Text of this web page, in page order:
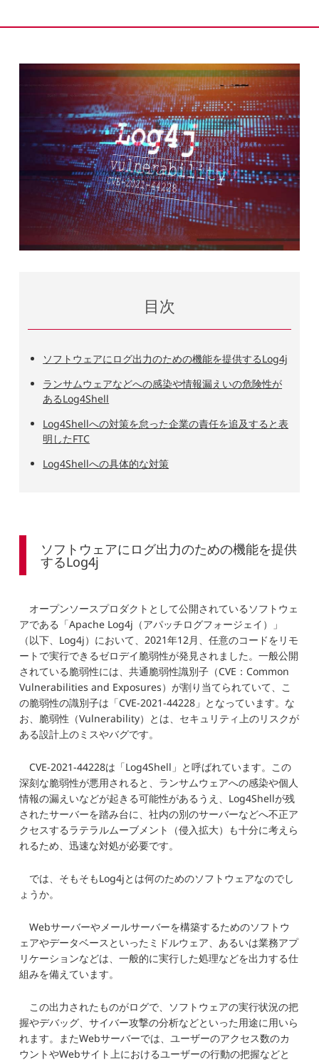
目次
ソフトウェアにログ出力のための機能を提供するLog4j
ランサムウェアなどへの感染や情報漏えいの危険性が
あるLog4Shell
Log4Shellへの対策を怠った企業の責任を追及すると表
明したFTC
Log4Shellへの具体的な対策
ソフトウェアにログ出力のための機能を提供
するLog4j
オープンソースプロダクトとして公開されているソフトウェ
アである「Apache Log4j（アパッチログフォージェイ）」
（以下、Log4j）において、2021年12月、任意のコードをリモ
ートで実行できるゼロデイ脆弱性が発見されました。一般公開
されている脆弱性には、共通脆弱性識別子（CVE：Common
Vulnerabilities and Exposures）が割り当てられていて、こ
の脆弱性の識別子は「CVE-2021-44228」となっています。な
お、脆弱性（Vulnerability）とは、セキュリティ上のリスクが
ある設計上のミスやバグです。
CVE-2021-44228は「Log4Shell」と呼ばれています。この
深刻な脆弱性が悪用されると、ランサムウェアへの感染や個人
情報の漏えいなどが起きる可能性があるうえ、Log4Shellが残
されたサーバーを踏み台に、社内の別のサーバーなどへ不正ア
クセスするラテラルムーブメント（侵入拡大）も十分に考えら
れるため、迅速な対処が必要です。
では、そもそもLog4jとは何のためのソフトウェアなのでし
ょうか。
Webサーバーやメールサーバーを構築するためのソフトウ
ェアやデータベースといったミドルウェア、あるいは業務アプ
リケーションなどは、一般的に実行した処理などを出力する仕
組みを備えています。
この出力されたものがログで、ソフトウェアの実行状況の把
握やデバッグ、サイバー攻撃の分析などといった用途に用いら
れます。またWebサーバーでは、ユーザーのアクセス数のカ
ウントやWebサイト上におけるユーザーの行動の把握などと